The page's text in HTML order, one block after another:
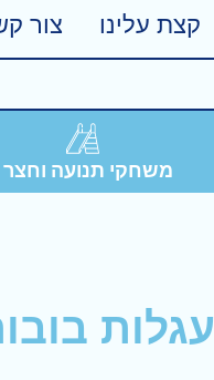
קצת עלינו צור
משחקי תנועה וחצר
עגלות